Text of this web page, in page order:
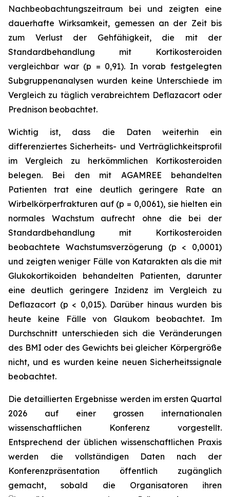
Nachbeobachtungszeitraum bei und zeigten eine
dauerhafte Wirksamkeit, gemessen an der Zeit bis
zum Verlust der Gehfähigkeit, die mit der
Standardbehandlung mit Kortikosteroiden
vergleichbar war (p = 0,91). In vorab festgelegten
Subgruppenanalysen wurden keine Unterschiede im
Vergleich zu täglich verabreichtem Deflazacort oder
Prednison beobachtet.
Wichtig ist, dass die Daten weiterhin ein
differenziertes Sicherheits- und Verträglichkeitsprofil
im Vergleich zu herkömmlichen Kortikosteroiden
belegen. Bei den mit AGAMREE behandelten
Patienten trat eine deutlich geringere Rate an
Wirbelkörperfrakturen auf (p = 0,0061), sie hielten ein
normales Wachstum aufrecht ohne die bei der
Standardbehandlung mit Kortikosteroiden
beobachtete Wachstumsverzögerung (p < 0,0001)
und zeigten weniger Fälle von Katarakten als die mit
Glukokortikoiden behandelten Patienten, darunter
eine deutlich geringere Inzidenz im Vergleich zu
Deflazacort (p < 0,015). Darüber hinaus wurden bis
heute keine Fälle von Glaukom beobachtet. Im
Durchschnitt unterschieden sich die Veränderungen
des BMI oder des Gewichts bei gleicher Körpergröße
nicht, und es wurden keine neuen Sicherheitssignale
beobachtet.
Die detaillierten Ergebnisse werden im ersten Quartal
2026 auf einer grossen internationalen
wissenschaftlichen Konferenz vorgestellt.
Entsprechend der üblichen wissenschaftlichen Praxis
werden die vollständigen Daten nach der
Konferenzpräsentation öffentlich zugänglich
gemacht, sobald die Organisatoren ihren